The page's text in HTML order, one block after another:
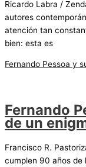
Ricardo Labra /
autores
atención tan
bien: esta es
Fernando Pessoa y
Fernando
de un
Francisco R.
cumplen 90 años de